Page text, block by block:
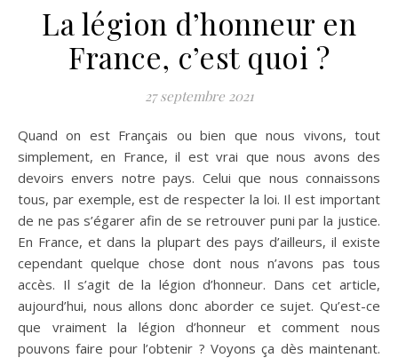
La légion d’honneur en
France, c’est quoi ?
27 septembre 2021
Quand on est Français ou bien que nous vivons, tout
simplement, en France, il est vrai que nous avons des
devoirs envers notre pays. Celui que nous connaissons
tous, par exemple, est de respecter la loi. Il est important
de ne pas s’égarer afin de se retrouver puni par la justice.
En France, et dans la plupart des pays d’ailleurs, il existe
cependant quelque chose dont nous n’avons pas tous
accès. Il s’agit de la légion d’honneur. Dans cet article,
aujourd’hui, nous allons donc aborder ce sujet. Qu’est-ce
que vraiment la légion d’honneur et comment nous
pouvons faire pour l’obtenir ? Voyons ça dès maintenant.